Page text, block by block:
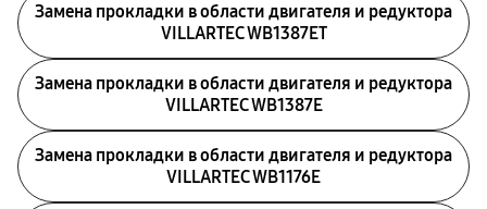
Замена прокладки в области двигателя и редуктора
VILLARTEC WB1387ET
Замена прокладки в области двигателя и редуктора
VILLARTEC WB1387E
Замена прокладки в области двигателя и редуктора
VILLARTEC WB1176E